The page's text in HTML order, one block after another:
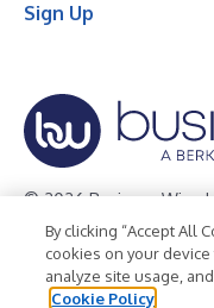
Sign Up
© 2026 Business Wire,
Privacy Policy Cookie
Terms of Use
Legal
By clicking “Accept All
cookies on your
analyze site usage,
Cookie Policy